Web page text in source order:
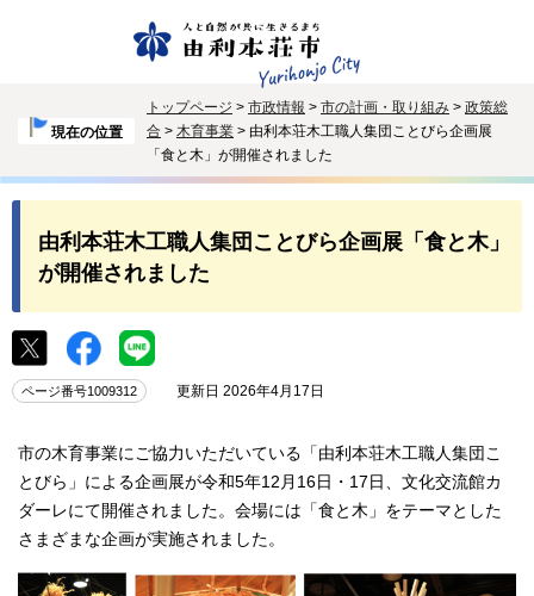
現在の位置
トップページ > 市政情報 > 市の計画・取り組み > 政策総
合 > 木育事業 > 由利本荘木工職人集団ことびら企画展
「食と木」が開催されました
由利本荘木工職人集団ことびら企画展「食と木」
が開催されました
ページ番号1009312 更新日 2026年4月17日
市の木育事業にご協力いただいている「由利本荘木工職人集団こ
とびら」による企画展が令和5年12月16日・17日、文化交流館カ
ダーレにて開催されました。会場には「食と木」をテーマとした
さまざまな企画が実施されました。